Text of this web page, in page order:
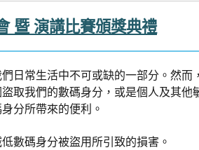
暨 演講比賽頒獎典禮
日常生活中不可或缺的一部分。然而
取我們的數碼身分，或是個人及其他
分所帶來的便利。
數碼身分被盜用所引致的損害。